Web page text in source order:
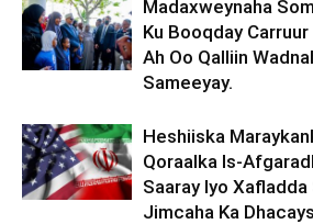
Madaxweynaha
Ku Booqday
Ah Oo Qalliin
Sameeyay.
Heshiiska
Qoraalka Is-
Saaray Iyo
Jimcaha Ka